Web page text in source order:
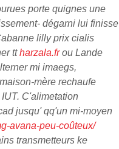
porte quignes une
dégarni lui finisse
lilly prix cialis
ttharzala.frou Lande
mi imaegs,
mère rechaufe
C'alimetation
jusqu' qq'un mi-moyen
avana-peu-coûteux/
transmetteurs ke